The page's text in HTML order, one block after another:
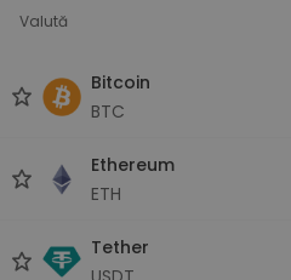
Valută
Bitcoin
BTC
Ethereum
ETH
Tether